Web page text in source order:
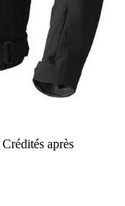
Crédités après